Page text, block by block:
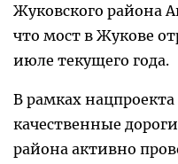
Жуковского района
что мост в Жукове
июле текущего года.
В рамках
качественные
района активно